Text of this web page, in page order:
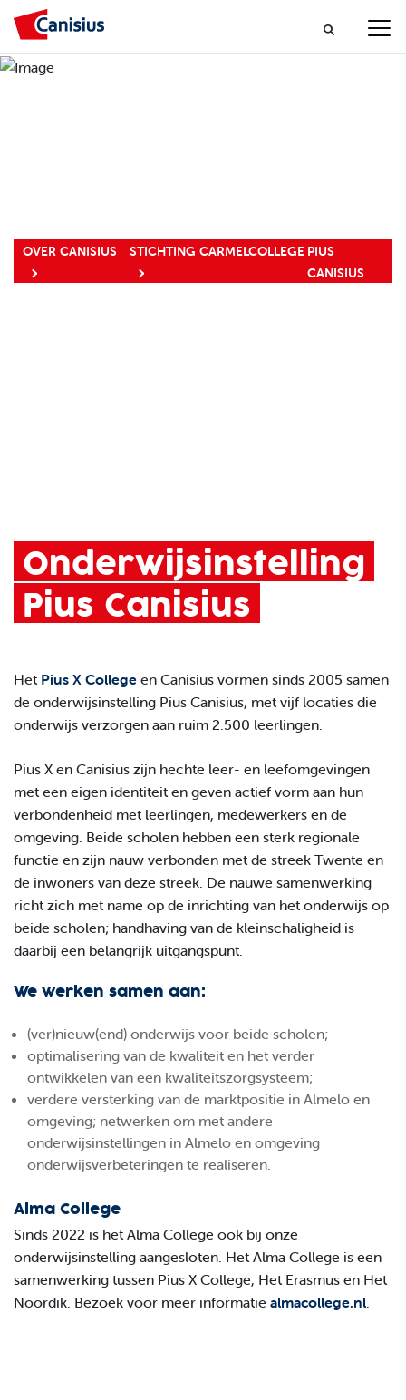
OVER CANISIUS STICHTING CARMELCOLLEGE PIUS
CANISIUS
Onderwijsinstelling
Pius Canisius
Het Pius X College en Canisius vormen sinds 2005 samen
de onderwijsinstelling Pius Canisius, met vijf locaties die
onderwijs verzorgen aan ruim 2.500 leerlingen.
Pius X en Canisius zijn hechte leer- en leefomgevingen
met een eigen identiteit en geven actief vorm aan hun
verbondenheid met leerlingen, medewerkers en de
omgeving. Beide scholen hebben een sterk regionale
functie en zijn nauw verbonden met de streek Twente en
de inwoners van deze streek. De nauwe samenwerking
richt zich met name op de inrichting van het onderwijs op
beide scholen; handhaving van de kleinschaligheid is
daarbij een belangrijk uitgangspunt.
We werken samen aan:
(ver)nieuw(end) onderwijs voor beide scholen;
optimalisering van de kwaliteit en het verder
ontwikkelen van een kwaliteitszorgsysteem;
verdere versterking van de marktpositie in Almelo en
omgeving; netwerken om met andere
onderwijsinstellingen in Almelo en omgeving
onderwijsverbeteringen te realiseren.
Alma College
Sinds 2022 is het Alma College ook bij onze
onderwijsinstelling aangesloten. Het Alma College is een
samenwerking tussen Pius X College, Het Erasmus en Het
Noordik. Bezoek voor meer informatie almacollege.nl.